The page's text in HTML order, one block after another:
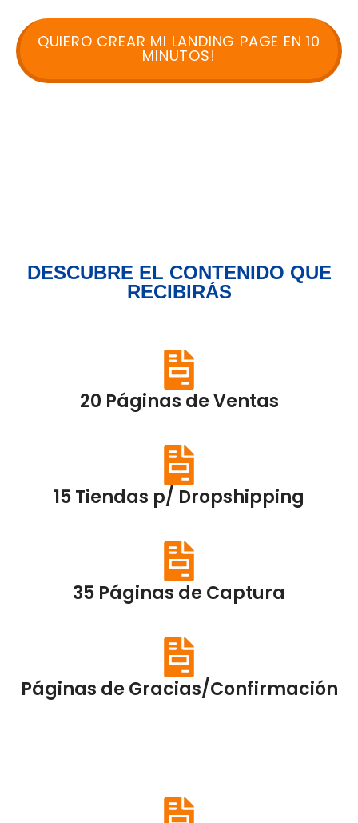
QUIERO CREAR MI LANDING PAGE EN 10
MINUTOS!
DESCUBRE EL CONTENIDO QUE
RECIBIRÁS
20 Páginas de Ventas
15 Tiendas p/ Dropshipping
35 Páginas de Captura
Páginas de Gracias/Confirmación